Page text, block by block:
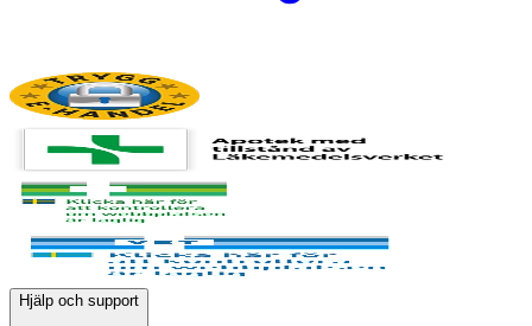
Hjälp och support